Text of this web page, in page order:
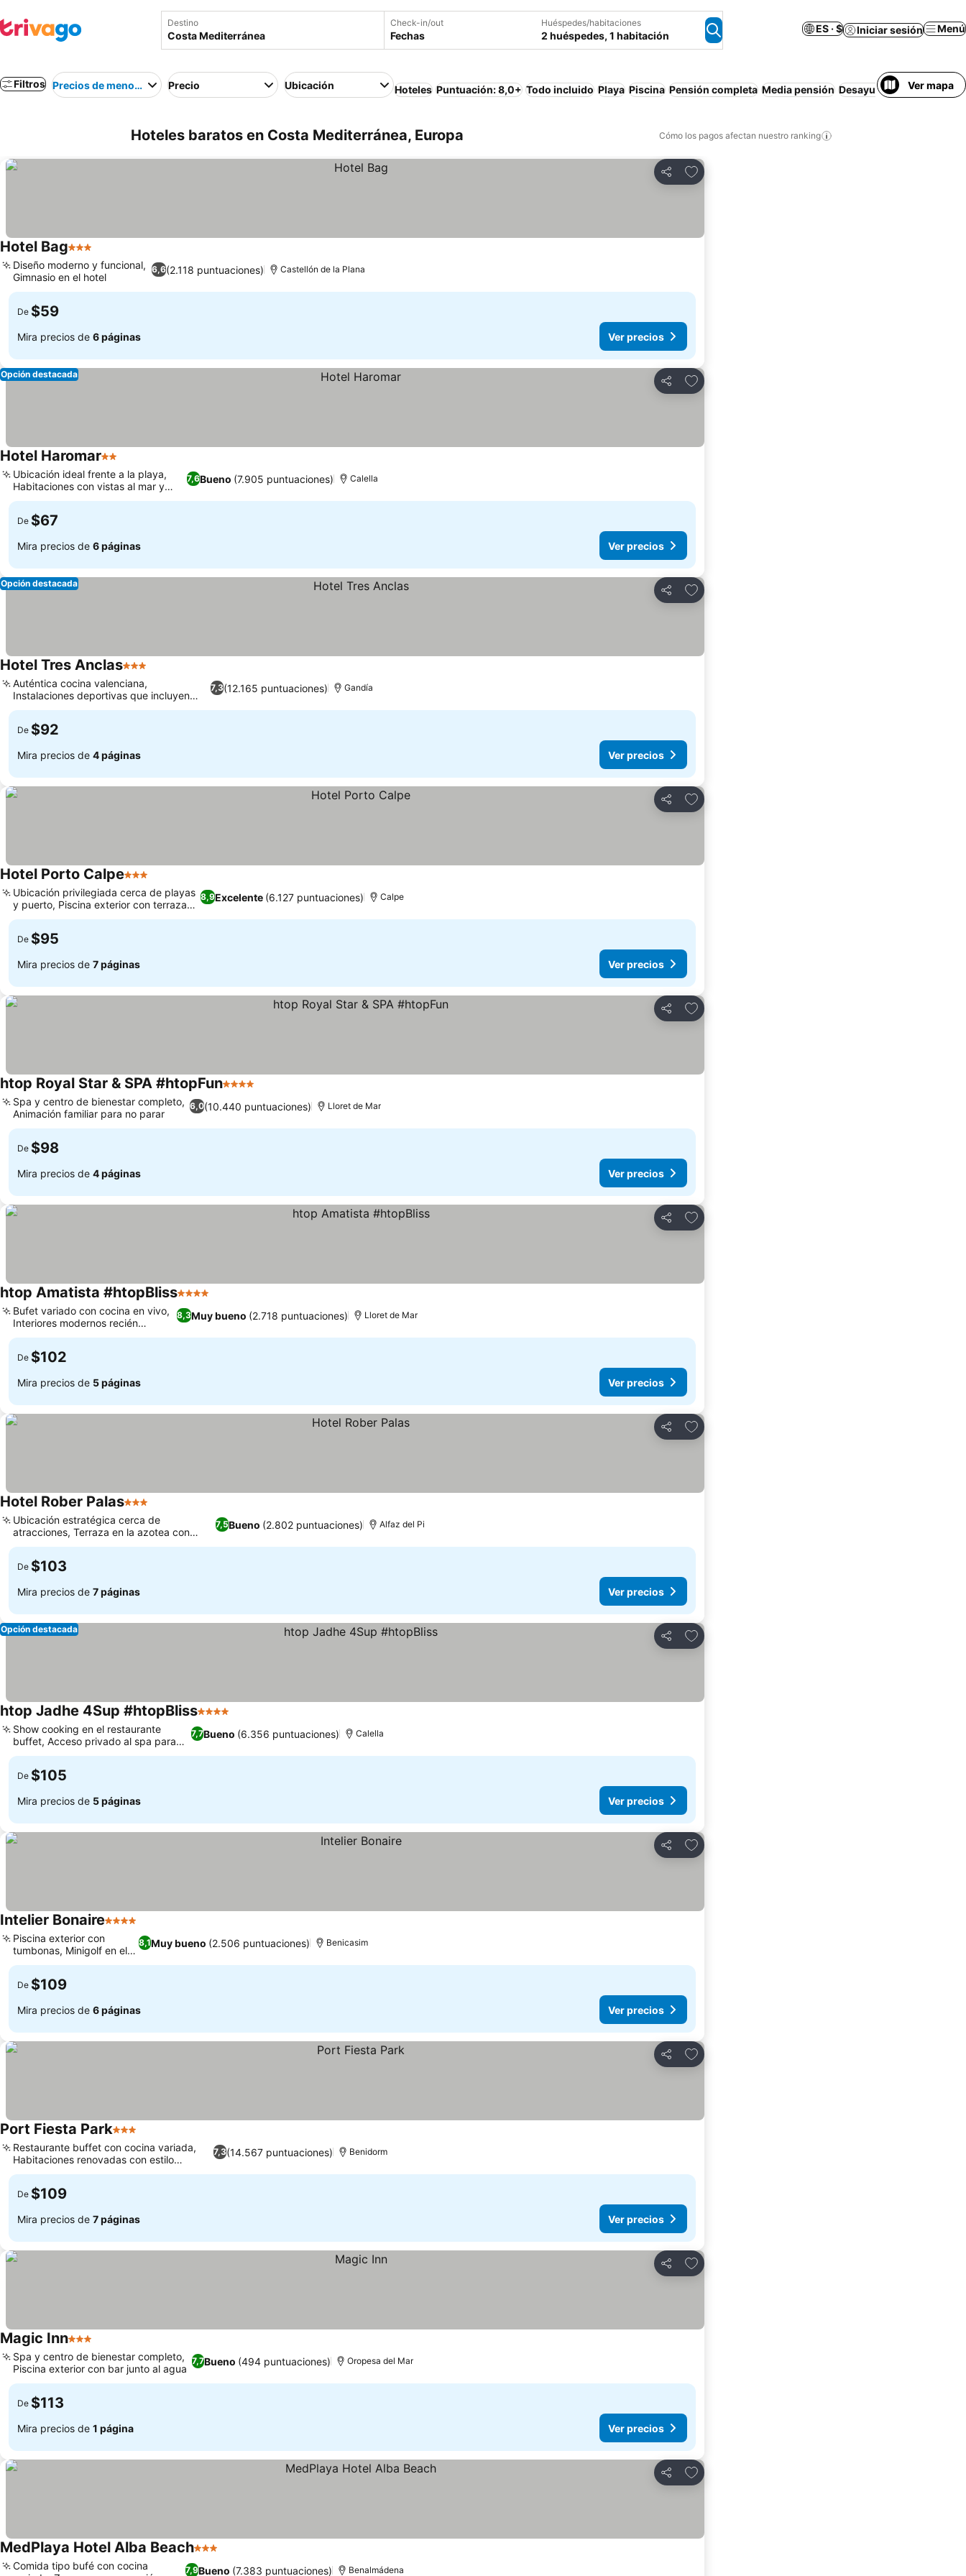
Destino Check-in/out
Fechas
Huéspedes/habitaciones
2 huéspedes, 1 habitación
ES · $ Iniciar sesión Menú
Filtros Precios de menor a mayorPrecio Ubicación Hoteles Puntuación: 8,0+ Todo incluido Playa Piscina Pensión completa Media pensión Desayuno gratis Resort
Ver mapa
Hoteles baratos en Costa Mediterránea, Europa Cómo los pagos afectan nuestro ranking
Compartir
Agregar a favoritos
Hotel Bag3 Estrellas
6,6(2.118 puntuaciones)
Diseño moderno y funcional,
Gimnasio en el hotel
Castellón de la Plana
De $59
Mira precios de 6 páginas Ver precios
Compartir
Agregar a favoritos
Opción destacada
Hotel Haromar2 Estrellas
7,6Bueno (7.905 puntuaciones)
Ubicación ideal frente a la playa,
Habitaciones con vistas al mar y
balcón
Calella
De $67
Mira precios de 6 páginas Ver precios
Compartir
Agregar a favoritos
Opción destacada
Hotel Tres Anclas3 Estrellas
7,3(12.165 puntuaciones)
Auténtica cocina valenciana,
Instalaciones deportivas que incluyen
tenis y pádel.
Gandía
De $92
Mira precios de 4 páginas Ver precios
Compartir
Agregar a favoritos
Hotel Porto Calpe3 Estrellas
8,9Excelente (6.127 puntuaciones)
Ubicación privilegiada cerca de playas
y puerto, Piscina exterior con terraza
solárium
Calpe
De $95
Mira precios de 7 páginas Ver precios
Compartir
Agregar a favoritos
htop Royal Star & SPA #htopFun4 Estrellas
6,0(10.440 puntuaciones)
Spa y centro de bienestar completo,
Animación familiar para no parar
Lloret de Mar
De $98
Mira precios de 4 páginas Ver precios
Compartir
Agregar a favoritos
htop Amatista #htopBliss4 Estrellas
8,3Muy bueno (2.718 puntuaciones)
Bufet variado con cocina en vivo,
Interiores modernos recién
renovados
Lloret de Mar
De $102
Mira precios de 5 páginas Ver precios
Compartir
Agregar a favoritos
Hotel Rober Palas3 Estrellas
7,5Bueno (2.802 puntuaciones)
Ubicación estratégica cerca de
atracciones, Terraza en la azotea con
vistas espectaculares
Alfaz del Pi
De $103
Mira precios de 7 páginas Ver precios
Compartir
Agregar a favoritos
Opción destacada
htop Jadhe 4Sup #htopBliss4 Estrellas
7,7Bueno (6.356 puntuaciones)
Show cooking en el restaurante
buffet, Acceso privado al spa para
relajarte
Calella
De $105
Mira precios de 5 páginas Ver precios
Compartir
Agregar a favoritos
Intelier Bonaire4 Estrellas
8,1Muy bueno (2.506 puntuaciones)
Piscina exterior con
tumbonas, Minigolf en el
hotel
Benicasim
De $109
Mira precios de 6 páginas Ver precios
Compartir
Agregar a favoritos
Port Fiesta Park3 Estrellas
7,3(14.567 puntuaciones)
Restaurante buffet con cocina variada,
Habitaciones renovadas con estilo
moderno
Benidorm
De $109
Mira precios de 7 páginas Ver precios
Compartir
Agregar a favoritos
Magic Inn3 Estrellas
7,7Bueno (494 puntuaciones)
Spa y centro de bienestar completo,
Piscina exterior con bar junto al agua
Oropesa del Mar
De $113
Mira precios de 1 página Ver precios
Compartir
Agregar a favoritos
MedPlaya Hotel Alba Beach3 Estrellas
7,9Bueno (7.383 puntuaciones)
Comida tipo bufé con cocina
Benalmádena